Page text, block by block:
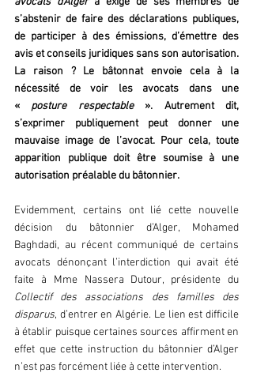
s’abstenir de faire des déclarations publiques,
de participer à des émissions, d’émettre des
avis et conseils juridiques sans son autorisation.
La raison ? Le bâtonnat envoie cela à la
nécessité de voir les avocats dans une
« posture respectable ». Autrement dit,
s’exprimer publiquement peut donner une
mauvaise image de l’avocat. Pour cela, toute
apparition publique doit être soumise à une
autorisation préalable du bâtonnier.
Evidemment, certains ont lié cette nouvelle
décision du bâtonnier d’Alger, Mohamed
Baghdadi, au récent communiqué de certains
avocats dénonçant l’interdiction qui avait été
Collectif des associations des familles des
disparus, d’entrer en Algérie. Le lien est difficile
à établir puisque certaines sources affirment en
effet que cette instruction du bâtonnier d’Alger
n’est pas forcément liée à cette intervention.